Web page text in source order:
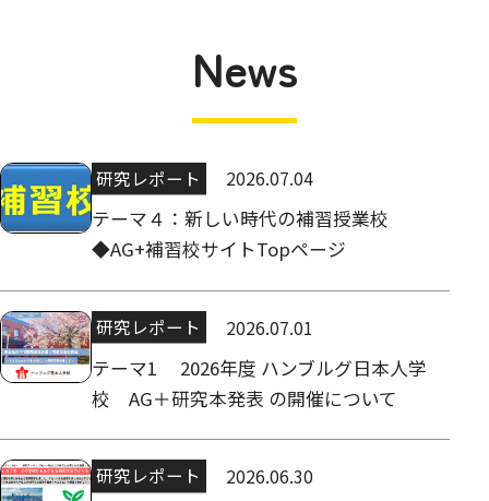
News
研究レポート 2026.07.04
テーマ４：新しい時代の補習授業校
◆AG+補習校サイトTopページ
研究レポート 2026.07.01
テーマ1 2026年度 ハンブルグ日本人学
校 AG＋研究本発表 の開催について
研究レポート 2026.06.30